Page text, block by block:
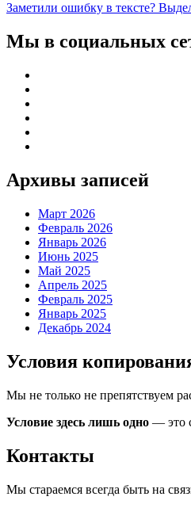
Заметили ошибку в тексте?
Мы в социальных
Архивы записей
Март 2026
Февраль 2026
Январь 2026
Июнь 2025
Май 2025
Апрель 2025
Февраль 2025
Январь 2025
Декабрь 2024
Условия
Мы не только не препятствуем
Условие здесь лишь одно — это
Контакты
Мы стараемся всегда быть на